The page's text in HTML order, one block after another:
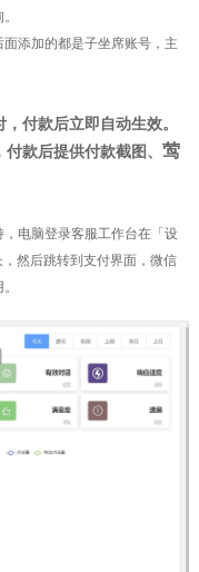
添加的都是子坐席账号，主
付款后立即自动生效。
款后提供付款截图、 莺
电脑登录客服工作台在「设
，然后跳转到支付界面，微信